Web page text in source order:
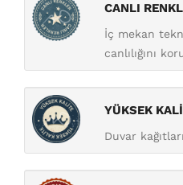
CANLI
İç mekan
canlılığını
YÜKSEK
Duvar